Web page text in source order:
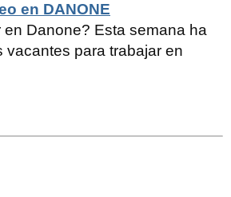
en DANONE
en Danone? Esta semana ha
vacantes para trabajar en